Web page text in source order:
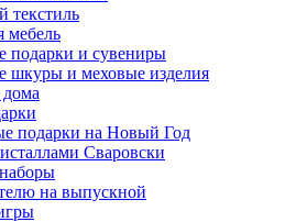
текстиль
мебель
подарки и сувениры
шкуры и меховые изделия
подарки на Новый Год
Сваровски
на выпускной